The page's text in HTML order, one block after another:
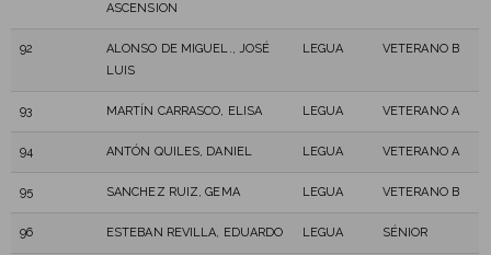
ASCENSION
92
ALONSO DE MIGUEL., JOSÉ
LUIS
LEGUA VETERANO B
93 MARTÍN CARRASCO, ELISA LEGUA VETERANO A
94 ANTÓN QUILES, DANIEL LEGUA VETERANO A
95 SANCHEZ RUIZ, GEMA LEGUA VETERANO B
96 ESTEBAN REVILLA, EDUARDO LEGUA SÉNIOR